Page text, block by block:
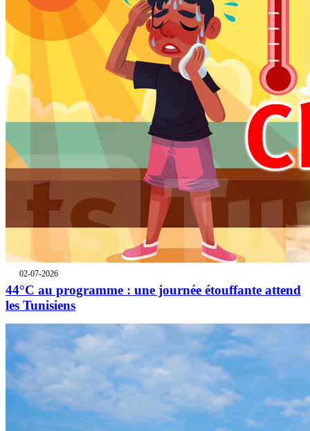
02-07-2026
44°C au programme : une journée étouffante attend
les Tunisiens